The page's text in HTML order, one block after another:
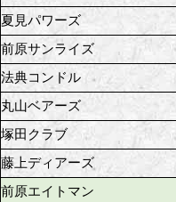
夏見パワーズ
前原サンライズ
法典コンドル
丸山ベアーズ
塚田クラブ
藤上ディアーズ
前原エイトマン